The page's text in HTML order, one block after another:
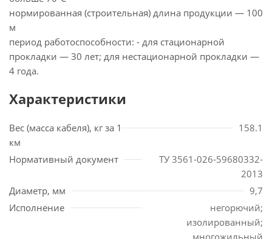
нормированная (строительная) длина продукции — 100
м
период работоспособности: - для стационарной
прокладки — 30 лет; для нестационарной прокладки —
4 года.
Характеристики
Вес (масса кабеля), кг за 1
км
158.1
Нормативный документ
ТУ 3561-026-59680332-
2013
Диаметр, мм
9,7
Исполнение
негорючий;
изолированный;
многожильный